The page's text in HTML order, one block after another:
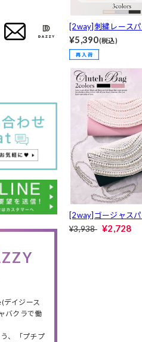
デイジース
バクラで働
、「プチプ
[2way]刺繍レースパ
バッグ
¥5,390(税込)
[2way]ゴージャスパ
ュークラッチバッグ
¥3,938 ¥2,728